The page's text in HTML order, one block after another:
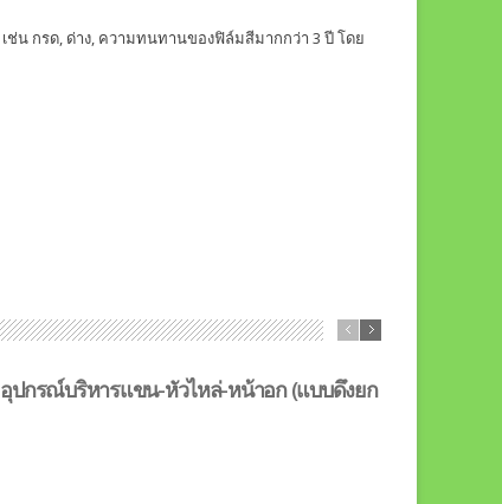
ช่น กรด, ด่าง, ความทนทานของฟิล์มสีมากกว่า 3 ปี โดย
อุปกรณ์บริหารแขน-หัวไหล่-หน้าอก (แบบดึงยก